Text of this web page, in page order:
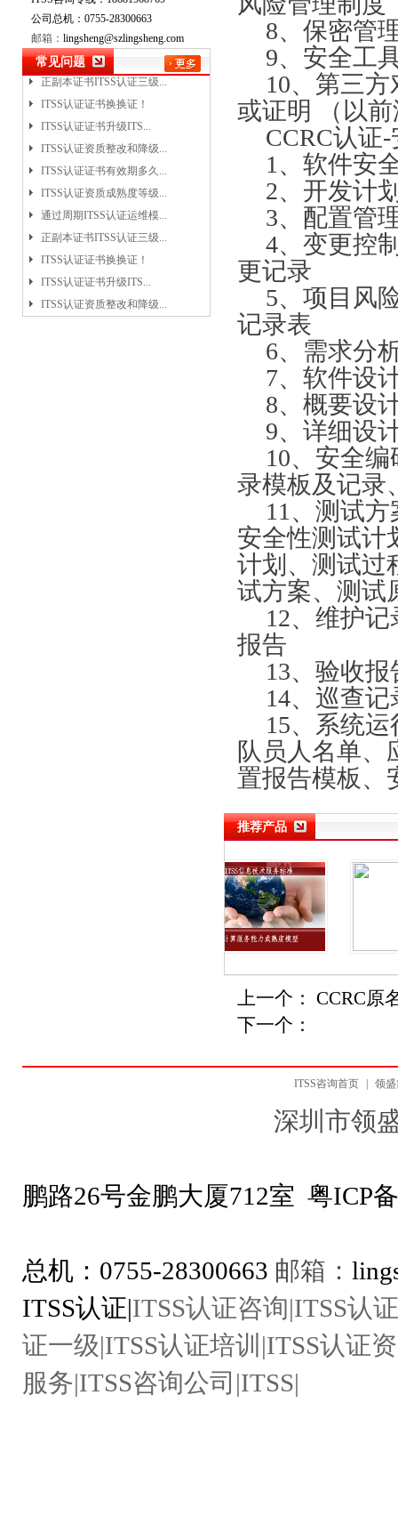
公司总机：0755-28300663
邮箱： lingsheng@szlingsheng.com
常见问题
ITSS认证资质成熟度等级...
通过周期ITSS认证运维模...
正副本证书ITSS认证三级...
ITSS认证证书换换证！
ITSS认证证书升级ITS...
ITSS认证资质整改和降级...
ITSS认证证书有效期多久...
ITSS认证资质成熟度等级...
通过周期ITSS认证运维模...
正副本证书ITSS认证三级...
ITSS认证证书换换证！
ITSS认证证书升级ITS...
ITSS认证资质整改和降级...
ITSS认证证书有效期多久...
8、保密管
9、安全工
10、第三
或证明 （以
CCRC认证
1、软件安
2、开发计
3、配置管
4、变更控
更记录
5、项目风
记录表
6、需求分
7、软件设
8、概要设
9、详细设
10、安全
录模板及记录
11、测试
安全性测试计
计划、测试过
试方案、测试
12、维护
报告
13、验收报
14、巡查
15、系统
队员人名单、
置报告模板、
推荐产品
上一个： CCRC原
下一个：
ITSS咨询首页 领
深圳市领
鹏路26号金鹏大厦712室 粤ICP
总机：0755-28300663 邮箱：
ITSS认证|ITSS认证咨询|ITSS认
证一级|ITSS认证培训|ITSS认证
服务|ITSS咨询公司|ITSS|